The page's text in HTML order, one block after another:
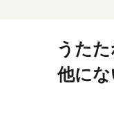
うた
他にな